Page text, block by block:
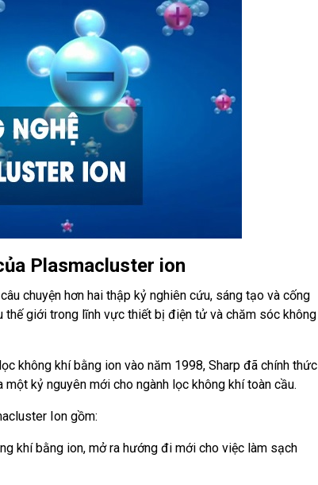
Plasmacluster ion
chuyện hơn hai thập kỷ nghiên cứu, sáng tạo và cống
thế giới trong lĩnh vực thiết bị điện tử và chăm sóc không
không khí bằng ion vào năm 1998, Sharp đã chính thức
kỷ nguyên mới cho ngành lọc không khí toàn cầu.
Ion gồm:
khí bằng ion, mở ra hướng đi mới cho việc làm sạch